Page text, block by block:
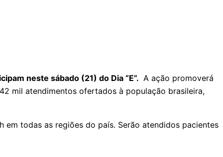
neste sábado (21) do Dia “E”. A ação promoverá
mil atendimentos ofertados à população brasileira,
todas as regiões do país. Serão atendidos pacientes